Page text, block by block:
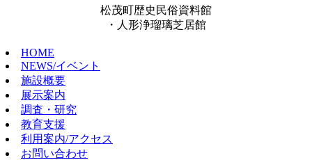
松茂町歴史民俗資料館
・人形浄瑠璃芝居館
HOME
NEWS/イベント
施設概要
展示案内
調査・研究
教育支援
利用案内/アクセス
お問い合わせ